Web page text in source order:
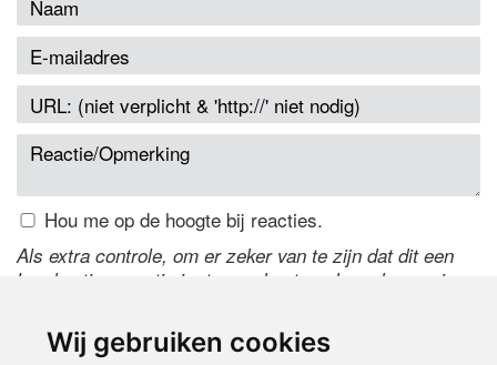
Wij gebruiken cookies
Hou me op de hoogte bij reacties.
Als extra controle, om er zeker van te zijn dat dit een
handmatige reactie is, typ onderstaande code over in
de code te wijzigen.